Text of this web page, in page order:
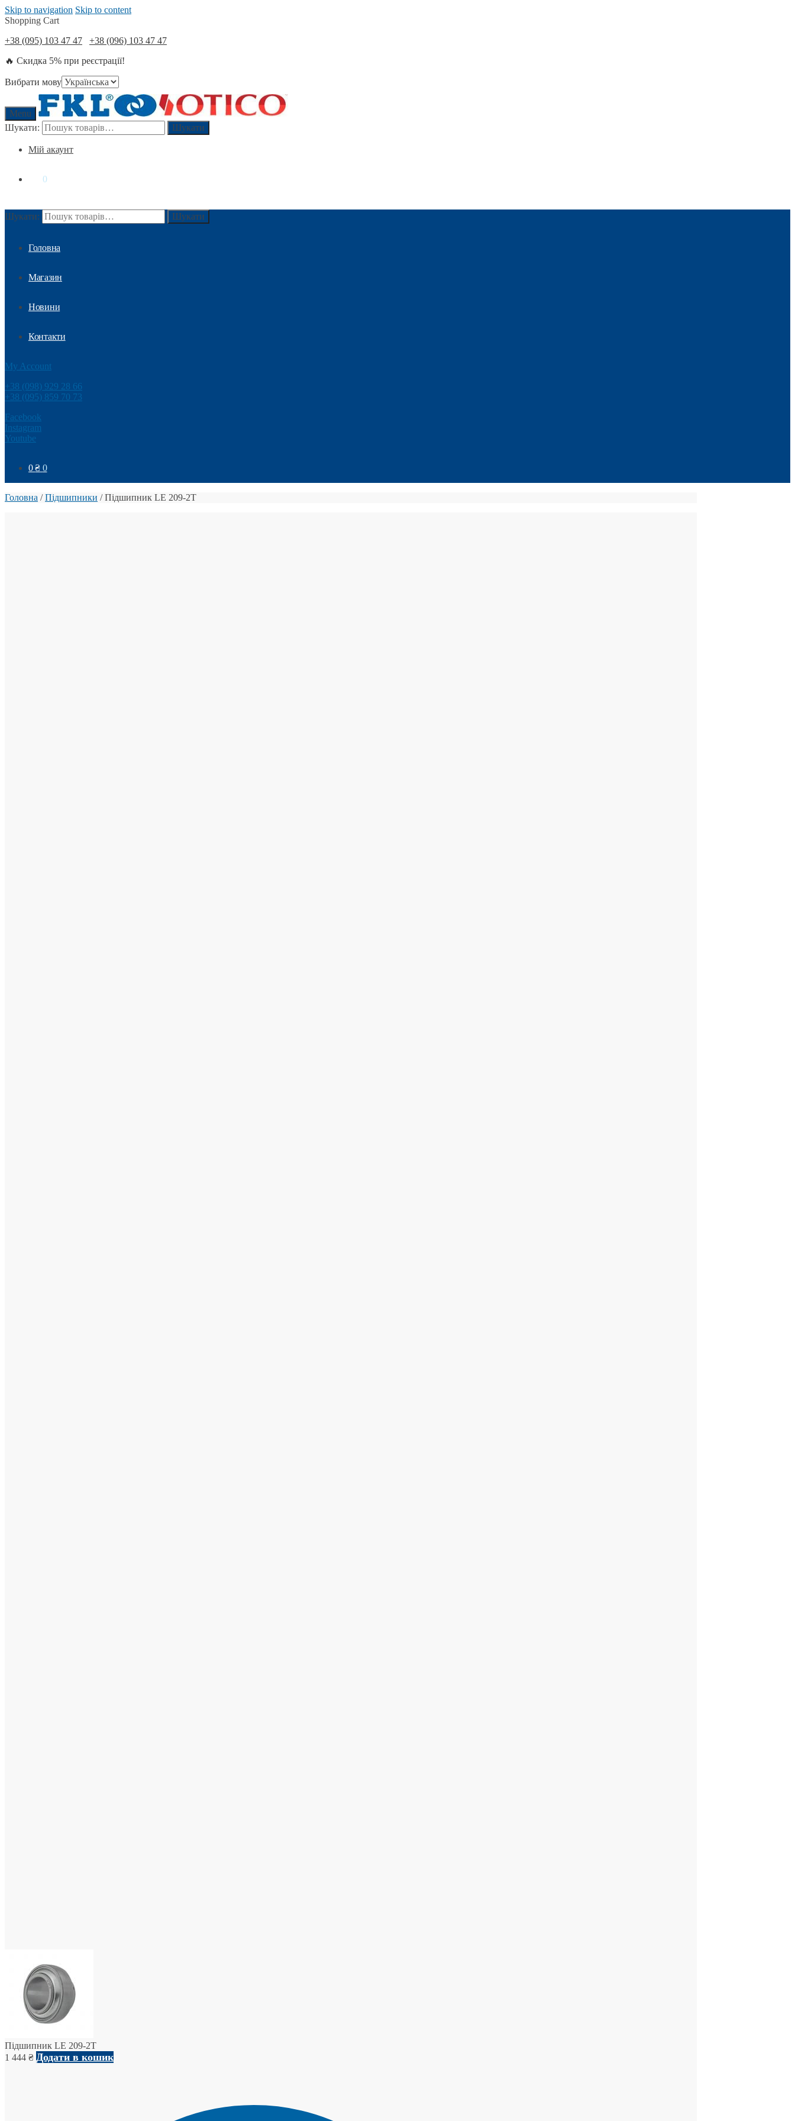
Skip to navigation Skip to content
Shopping Cart
+38 (095) 103 47 47
+38 (096) 103 47 47
🔥 Скидка 5% при реєстрації!
Вибрати мову
Menu
Шукати:
Шукати
Мій акаунт
0
Шукати: Шукати
Головна
Магазин
Новини
Контакти
My Account
+38 (098) 929 28 66
+38 (095) 859 70 73
Facebook
Instagram
Youtube
0₴ 0
Головна /Підшипники /Підшипник LE 209-2T
Підшипник LE 209-2T
1 444 ₴ Додати в кошик